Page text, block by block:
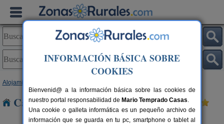
Alojamientos
Casas Rurales cerca de Fragosa
INFORMACIÓN BÁSICA SOBRE
COOKIES
Bienvenid@ a la información básica sobre las cookies de
nuestro portal responsabilidad de Mario Temprado Casas.
Una cookie o galleta informática es un pequeño archivo de
información que se guarda en tu pc, smartphone o tablet al